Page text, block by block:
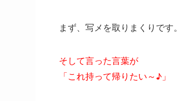
まず、写メを取りまくりです。
そして言った言葉が
「これ持って帰りたい～♪」